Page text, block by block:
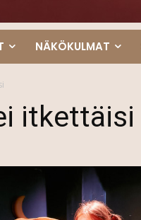
NÄKÖKULMAT
itkettäisi